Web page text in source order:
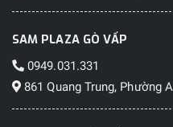
SAM PLAZA GÒ VẤP
0949.031.331
861 Quang Trung, Phường